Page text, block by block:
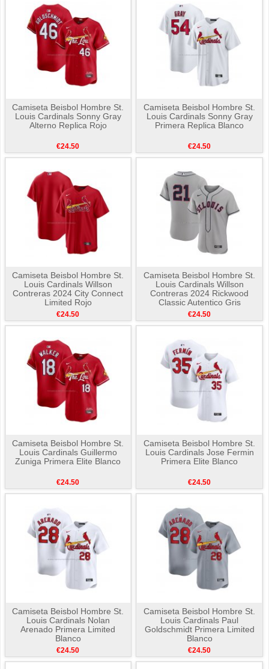
Camiseta Beisbol Hombre St.
Louis Cardinals Sonny Gray
Alterno Replica Rojo
€24.50
Camiseta Beisbol Hombre St.
Louis Cardinals Sonny Gray
Primera Replica Blanco
€24.50
Camiseta Beisbol Hombre St.
Louis Cardinals Willson
Contreras 2024 City Connect
Limited Rojo
€24.50
Camiseta Beisbol Hombre St.
Louis Cardinals Willson
Contreras 2024 Rickwood
Classic Autentico Gris
€24.50
Camiseta Beisbol Hombre St.
Louis Cardinals Guillermo
Zuniga Primera Elite Blanco
€24.50
Camiseta Beisbol Hombre St.
Louis Cardinals Jose Fermin
Primera Elite Blanco
€24.50
Camiseta Beisbol Hombre St.
Louis Cardinals Nolan
Arenado Primera Limited
Blanco
€24.50
Camiseta Beisbol Hombre St.
Louis Cardinals Paul
Goldschmidt Primera Limited
Blanco
€24.50